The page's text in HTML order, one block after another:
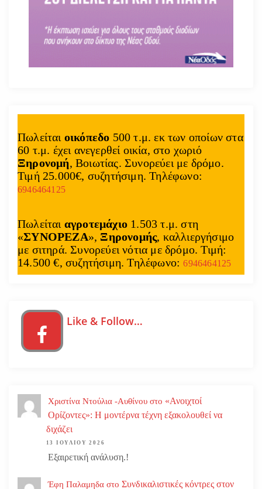
Πωλείται οικόπεδο 500 τ.μ. εκ των οποίων στα
60 τ.μ. έχει ανεγερθεί οικία, στο χωριό
Ξηρονομή, Βοιωτίας. Συνορεύει με δρόμο.
Τιμή 25.000€, συζητήσιμη. Τηλέφωνο:
6946464125
Πωλείται αγροτεμάχιο 1.503 τ.μ. στη
«ΣΥΝΟΡΕΖΑ», Ξηρονομής, καλλιεργήσιμο
με σιτηρά. Συνορεύει νότια με δρόμο. Τιμή:
14.500 €, συζητήσιμη. Τηλέφωνο:6946464125
Like & Follow…
Χριστίνα Ντούλια -Αυθίνου στο «Ανοιχτοί
Ορίζοντες»: Η μοντέρνα τέχνη εξακολουθεί να
διχάζει
13 ΙΟΥΛΊΟΥ 2026
Εξαιρετική ανάλυση.!
Έφη Παλαμηδα στο Συνδικαλιστικές κόντρες στον